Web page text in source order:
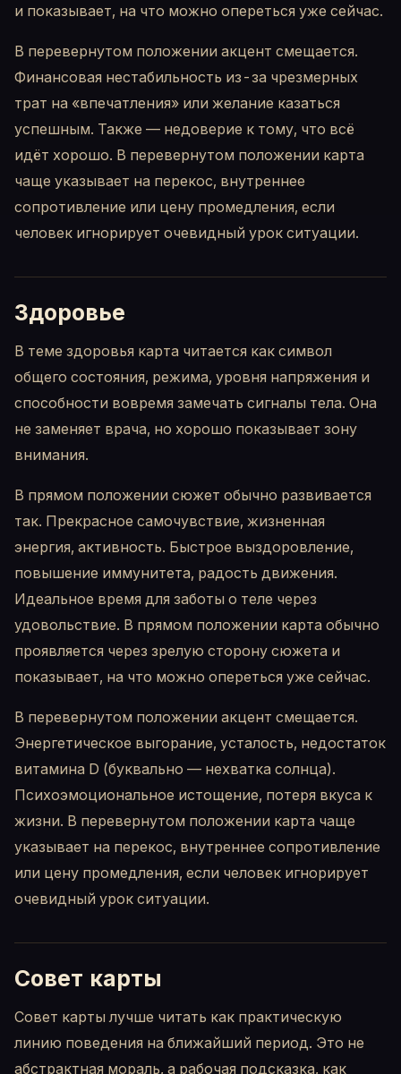
и показывает, на что можно опереться уже сейчас.
В перевернутом положении акцент смещается.
Финансовая нестабильность из-за чрезмерных
трат на «впечатления» или желание казаться
успешным. Также — недоверие к тому, что всё
идёт хорошо. В перевернутом положении карта
чаще указывает на перекос, внутреннее
сопротивление или цену промедления, если
человек игнорирует очевидный урок ситуации.
Здоровье
В теме здоровья карта читается как символ
общего состояния, режима, уровня напряжения и
способности вовремя замечать сигналы тела. Она
не заменяет врача, но хорошо показывает зону
внимания.
В прямом положении сюжет обычно развивается
так. Прекрасное самочувствие, жизненная
энергия, активность. Быстрое выздоровление,
повышение иммунитета, радость движения.
Идеальное время для заботы о теле через
удовольствие. В прямом положении карта обычно
проявляется через зрелую сторону сюжета и
показывает, на что можно опереться уже сейчас.
В перевернутом положении акцент смещается.
Энергетическое выгорание, усталость, недостаток
витамина D (буквально — нехватка солнца).
Психоэмоциональное истощение, потеря вкуса к
жизни. В перевернутом положении карта чаще
указывает на перекос, внутреннее сопротивление
или цену промедления, если человек игнорирует
очевидный урок ситуации.
Совет карты
Совет карты лучше читать как практическую
линию поведения на ближайший период. Это не
абстрактная мораль, а рабочая подсказка, как